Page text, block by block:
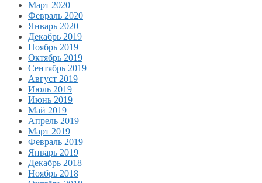
Март 2020
Февраль 2020
Январь 2020
Декабрь 2019
Ноябрь 2019
Октябрь 2019
Сентябрь 2019
Август 2019
Июль 2019
Июнь 2019
Май 2019
Апрель 2019
Март 2019
Февраль 2019
Январь 2019
Декабрь 2018
Ноябрь 2018